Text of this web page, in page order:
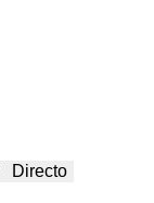
Directo